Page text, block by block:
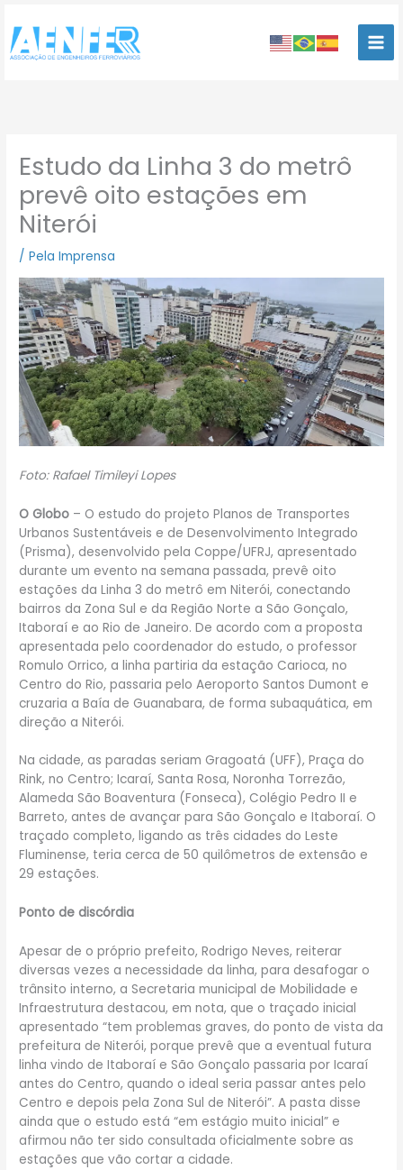
para
conteúdo
Estudo da Linha 3 do metrô
prevê oito estações em
Niterói
/Pela Imprensa
Foto: Rafael Timileyi Lopes
O Globo – O estudo do projeto Planos de Transportes
Urbanos Sustentáveis e de Desenvolvimento Integrado
(Prisma), desenvolvido pela Coppe/UFRJ, apresentado
durante um evento na semana passada, prevê oito
estações da Linha 3 do metrô em Niterói, conectando
bairros da Zona Sul e da Região Norte a São Gonçalo,
Itaboraí e ao Rio de Janeiro. De acordo com a proposta
apresentada pelo coordenador do estudo, o professor
Romulo Orrico, a linha partiria da estação Carioca, no
Centro do Rio, passaria pelo Aeroporto Santos Dumont e
cruzaria a Baía de Guanabara, de forma subaquática, em
direção a Niterói.
Na cidade, as paradas seriam Gragoatá (UFF), Praça do
Rink, no Centro; Icaraí, Santa Rosa, Noronha Torrezão,
Alameda São Boaventura (Fonseca), Colégio Pedro II e
Barreto, antes de avançar para São Gonçalo e Itaboraí. O
traçado completo, ligando as três cidades do Leste
Fluminense, teria cerca de 50 quilômetros de extensão e
29 estações.
Ponto de discórdia
Apesar de o próprio prefeito, Rodrigo Neves, reiterar
diversas vezes a necessidade da linha, para desafogar o
trânsito interno, a Secretaria municipal de Mobilidade e
Infraestrutura destacou, em nota, que o traçado inicial
apresentado “tem problemas graves, do ponto de vista da
prefeitura de Niterói, porque prevê que a eventual futura
linha vindo de Itaboraí e São Gonçalo passaria por Icaraí
antes do Centro, quando o ideal seria passar antes pelo
Centro e depois pela Zona Sul de Niterói”. A pasta disse
ainda que o estudo está “em estágio muito inicial” e
afirmou não ter sido consultada oficialmente sobre as
estações que vão cortar a cidade.